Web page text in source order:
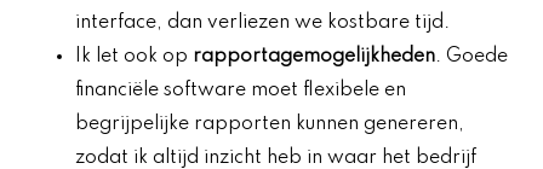
interface, dan verliezen we kostbare tijd.
Ik let ook op rapportagemogelijkheden. Goede
financiële software moet flexibele en
begrijpelijke rapporten kunnen genereren,
zodat ik altijd inzicht heb in waar het bedrijf